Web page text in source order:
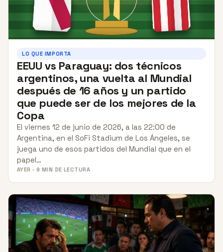
LO QUE IMPORTA
EEUU vs Paraguay: dos técnicos
argentinos, una vuelta al Mundial
después de 16 años y un partido
que puede ser de los mejores de la
Copa
El viernes 12 de junio de 2026, a las 22:00 de
Argentina, en el SoFi Stadium de Los Ángeles, se
juega uno de esos partidos del Mundial que en el
papel…
AYER · 9 MIN DE LECTURA